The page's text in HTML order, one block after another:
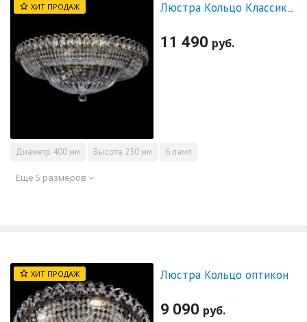
ХИТ ПРОДАЖ
11 490 руб.
Диаметр 400 мм Высота 250 мм 6 ламп
Еще 5 размеров
ХИТ ПРОДАЖ Люстра Кольцо оптикон
9 090 руб.